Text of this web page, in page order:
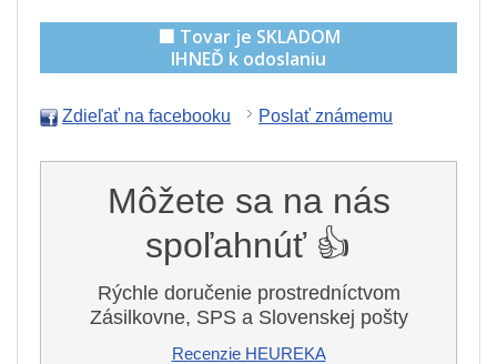
🟩 Tovar je SKLADOM
IHNEĎ k odoslaniu
Zdieľať na facebooku Poslať známemu
Môžete sa na nás
spoľahnúť 👍
Rýchle doručenie prostredníctvom
Zásilkovne, SPS a Slovenskej pošty
Recenzie HEUREKA